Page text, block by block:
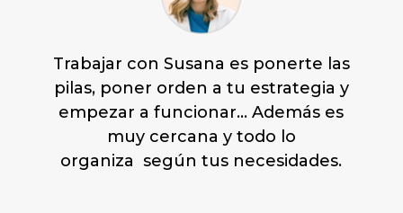
Trabajar con Susana es ponerte las
pilas, poner orden a tu estrategia y
empezar a funcionar… Además es
muy cercana y todo lo
organiza según tus necesidades.